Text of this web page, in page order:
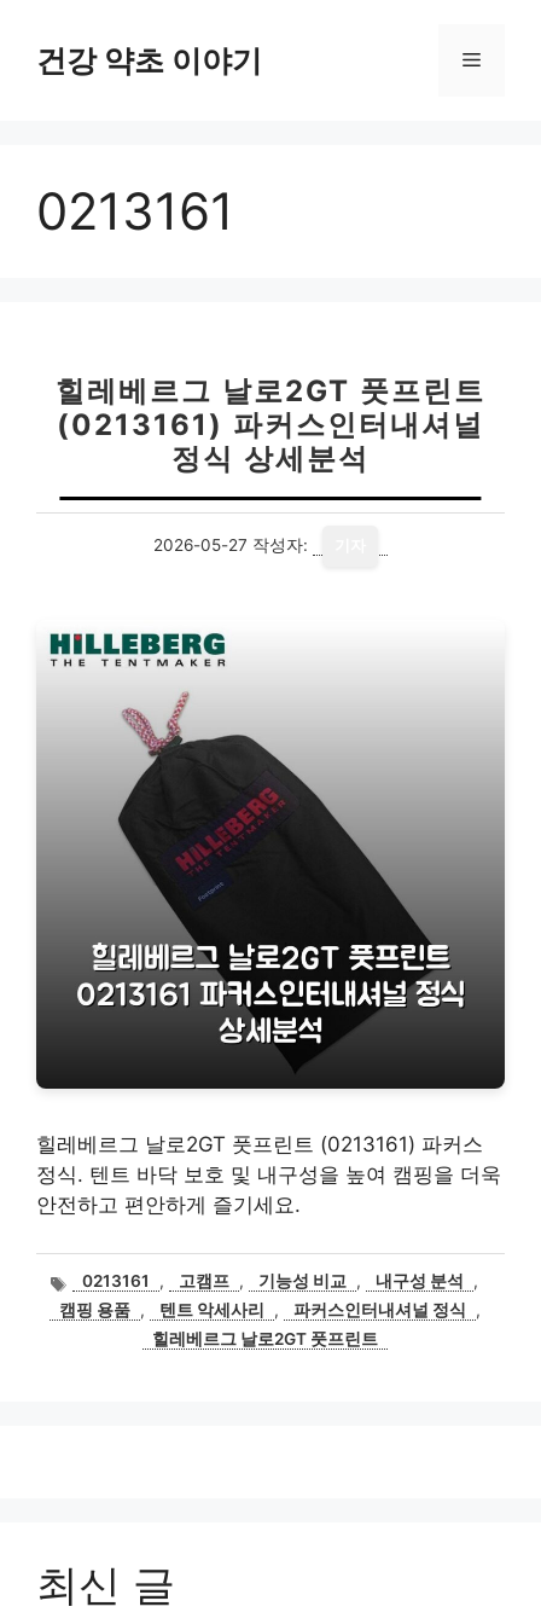
건강 약초 이야기 메
0213161
힐레베르그 날로2GT 풋프린트
(0213161) 파커스인터내셔널
정식 상세분석
2026-05-27 작성자:
힐레베르그 날로2GT 풋프린트 (0213161) 파커스
정식. 텐트 바닥 보호 및 내구성을 높여 캠핑을 더욱
안전하고 편안하게 즐기세요.
태
그
0213161 , 고캠프 , 기능성 비교 , 내구성 분석
,
캠핑 용품 , 텐트 악세사리 , 파커스인터내셔널 정식
,
힐레베르그 날로2GT 풋프린트
최신 글